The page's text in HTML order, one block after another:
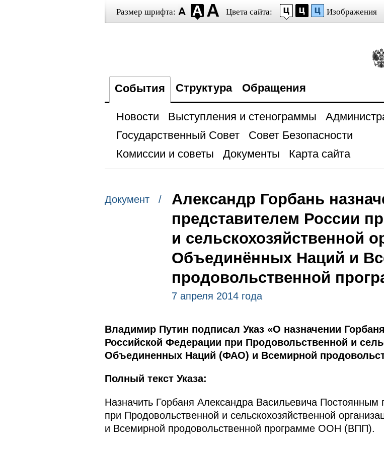
Размер шрифта: Цвета сайта: Изображения
События Структура Обращения
Новости Выступления и стенограммы
Государственный Совет
Совет Безопасности
Комиссии и советы
Документы Карта сайта
Документ /
Александр Горбань
представителем России
и сельскохозяйственной
Объединённых Наций и
продовольственной
7 апреля 2014 года
Владимир Путин подписал Указ «О назначении
Российской Федерации при Продовольственной и
Объединенных Наций (ФАО) и Всемирной
Полный текст Указа:
Назначить Горбаня Александра Васильевича
при Продовольственной и сельскохозяйственной
и Всемирной продовольственной программе ООН (ВПП).